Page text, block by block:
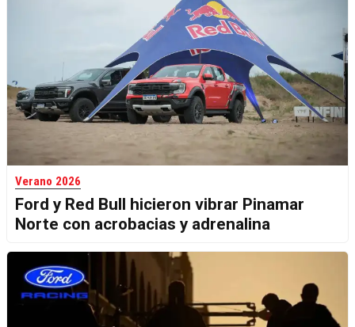
Verano 2026
Ford y Red Bull hicieron vibrar Pinamar
Norte con acrobacias y adrenalina